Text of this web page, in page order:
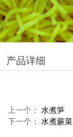
产品详细
上一个： 水煮笋
下一个： 水煮蕨菜